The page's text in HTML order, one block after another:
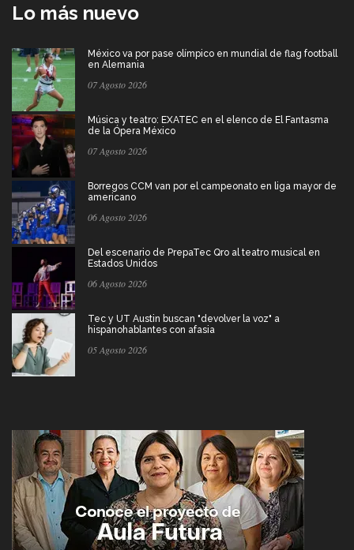
Lo más nuevo
México va por pase olímpico en mundial de flag football
en Alemania
07 Agosto 2026
Música y teatro: EXATEC en el elenco de El Fantasma
de la Ópera México
07 Agosto 2026
Borregos CCM van por el campeonato en liga mayor de
americano
06 Agosto 2026
Del escenario de PrepaTec Qro al teatro musical en
Estados Unidos
06 Agosto 2026
Tec y UT Austin buscan "devolver la voz" a
hispanohablantes con afasia
05 Agosto 2026